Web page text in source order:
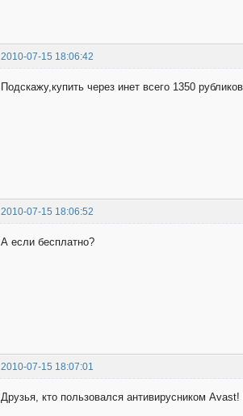
2010-07-15 18:06:42
Подскажу,купить через инет всего 1350
2010-07-15 18:06:52
А если бесплатно?
2010-07-15 18:07:01
Друзья, кто пользовался антивирусником